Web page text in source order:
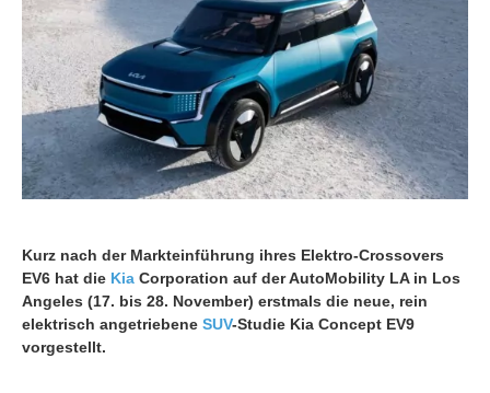
Kurz nach der Markteinführung ihres Elektro-Crossovers
EV6 hat die Kia Corporation auf der AutoMobility LA in Los
Angeles (17. bis 28. November) erstmals die neue, rein
elektrisch angetriebene SUV-Studie Kia Concept EV9
vorgestellt.